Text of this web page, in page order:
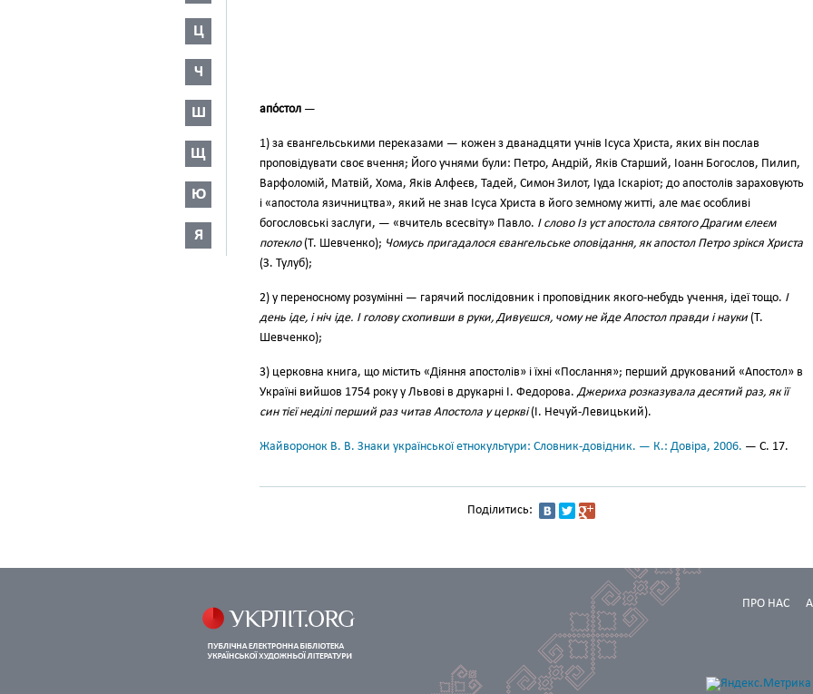
Ц
Ч
Ш
Щ
Ю
Я
апо́стол —
1) за євангельськими переказами — кожен з дванадцяти учнів Ісуса Христа, яких він по­слав
проповідувати своє вчення; Його учнями були: Петро, Андрій, Яків Старший, Іоанн Богослов, Пилип,
Варфоломій, Матвій, Хо­ма, Яків Алфеєв, Тадей, Симон Зилот, Іуда Іскаріот; до апостолів зараховують
і «апостола язични­цтва», який не знав Ісуса Христа в його земному житті, але має осо­бливі
богословські заслуги, — «вчитель всесвіту» Павло. І слово Із уст апостола святого Драгим єле­єм
потекло(Т. Шевченко); Чомусь пригадалося євангельське оповідан­ня, як апостол Петро зрікся Христа
(З. Тулуб);
2) у переносному розу­мінні — гарячий послідовник і проповідник якого-небудь учення, ідеї тощо. І
день іде, і ніч іде. І голо­ву схопивши в руки, Дивуєшся, чому не йде Апостол правди і науки (Т.
Шевченко);
3) церковна кни­га, що містить «Діяння апостолів» і їхні «Послання»; перший друко­ваний «Апостол» в
Україні вийшов 1754 року у Львові в друкарні І. Федорова.Джериха розказувала десятий раз, як її
син тієї неділі пер­ший раз читав Апостола у церкві(І. Нечуй-Левицький).
Жайворонок В. В. Знаки української етнокультури: Словник-довідник. — К.: Довіра, 2006. — С. 17.
Поділитись:
ПРО НАС